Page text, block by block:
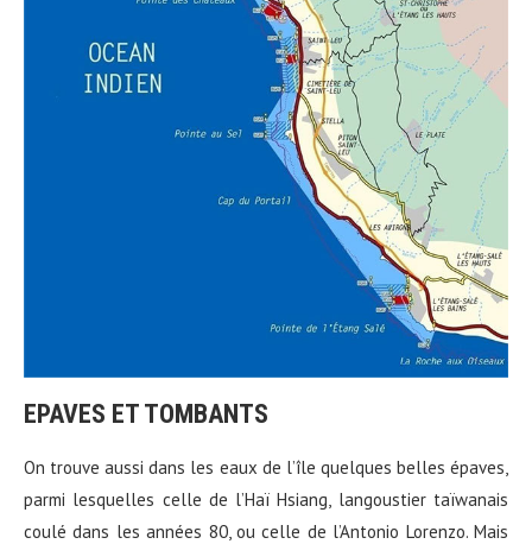
EPAVES ET TOMBANTS
On trouve aussi dans les eaux de l’île quelques belles épaves,
parmi lesquelles celle de l’Haï Hsiang, langoustier taïwanais
coulé dans les années 80, ou celle de l’Antonio Lorenzo. Mais